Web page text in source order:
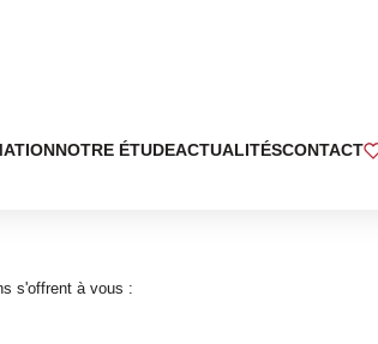
NOTRE ÉTUDEACTUALITÉSCONTACT
s'offrent à vous :